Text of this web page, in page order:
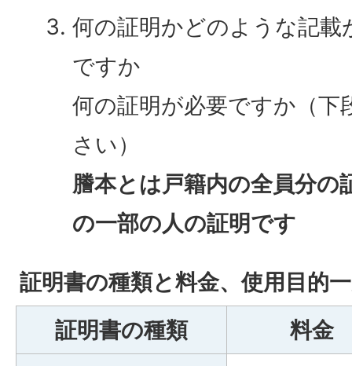
何の証明かどのような記
ですか
何の証明が必要ですか（下
さい）
謄本とは戸籍内の全員分の
の一部の人の証明です
証明書の種類と料金、使用目的
証明書の種類
料金